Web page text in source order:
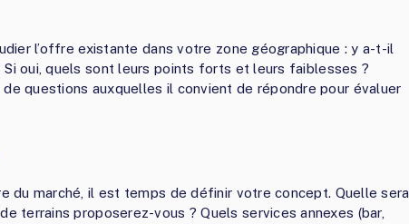
l’offre existante dans votre zone géographique : y a-t-il
oui, quels sont leurs points forts et leurs faiblesses ?
questions auxquelles il convient de répondre pour évaluer
du marché, il est temps de définir votre concept. Quelle sera
terrains proposerez-vous ? Quels services annexes (bar,